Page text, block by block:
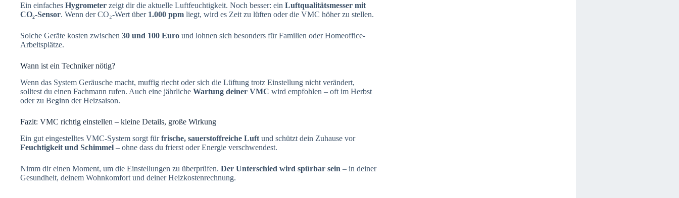
Ein einfaches Hygrometer zeigt dir die aktuelle Luftfeuchtigkeit. Noch besser: ein Luftqualitätsmesser mit
CO₂-Sensor. Wenn der CO₂-Wert über 1.000 ppm liegt, wird es Zeit zu lüften oder die VMC höher zu stellen.
Solche Geräte kosten zwischen 30 und 100 Euro und lohnen sich besonders für Familien oder Homeoffice-
Arbeitsplätze.
Wann ist ein Techniker nötig?
Wenn das System Geräusche macht, muffig riecht oder sich die Lüftung trotz Einstellung nicht verändert,
solltest du einen Fachmann rufen. Auch eine jährliche Wartung deiner VMC wird empfohlen – oft im Herbst
oder zu Beginn der Heizsaison.
Fazit: VMC richtig einstellen – kleine Details, große Wirkung
Ein gut eingestelltes VMC-System sorgt fürfrische, sauerstoffreiche Luft und schützt dein Zuhause vor
Feuchtigkeit und Schimmel – ohne dass du frierst oder Energie verschwendest.
Nimm dir einen Moment, um die Einstellungen zu überprüfen. Der Unterschied wird spürbar sein – in deiner
Gesundheit, deinem Wohnkomfort und deiner Heizkostenrechnung.